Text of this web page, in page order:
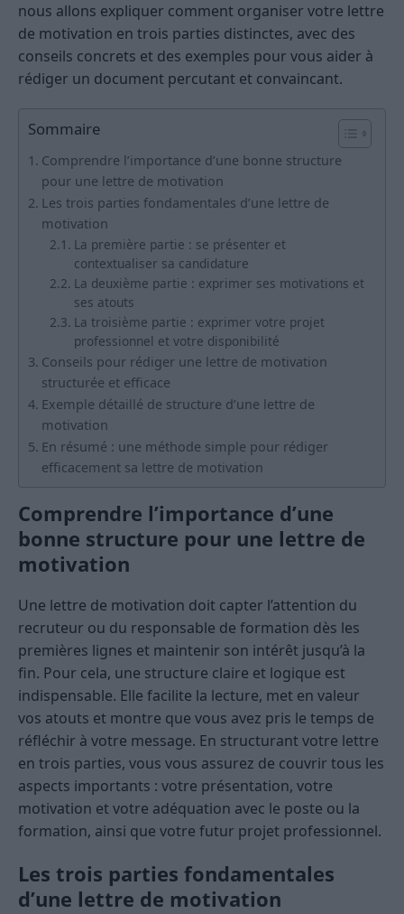
nous allons expliquer comment organiser votre lettre
de motivation en trois parties distinctes, avec des
conseils concrets et des exemples pour vous aider à
rédiger un document percutant et convaincant.
Sommaire
Comprendre l’importance d’une bonne structure
pour une lettre de motivation
Les trois parties fondamentales d’une lettre de
motivation
La première partie : se présenter et
contextualiser sa candidature
La deuxième partie : exprimer ses motivations et
ses atouts
La troisième partie : exprimer votre projet
professionnel et votre disponibilité
Conseils pour rédiger une lettre de motivation
structurée et efficace
Exemple détaillé de structure d’une lettre de
motivation
En résumé : une méthode simple pour rédiger
efficacement sa lettre de motivation
Comprendre l’importance d’une
bonne structure pour une lettre de
motivation
Une lettre de motivation doit capter l’attention du
recruteur ou du responsable de formation dès les
premières lignes et maintenir son intérêt jusqu’à la
fin. Pour cela, une structure claire et logique est
indispensable. Elle facilite la lecture, met en valeur
vos atouts et montre que vous avez pris le temps de
réfléchir à votre message. En structurant votre lettre
en trois parties, vous vous assurez de couvrir tous les
aspects importants : votre présentation, votre
motivation et votre adéquation avec le poste ou la
formation, ainsi que votre futur projet professionnel.
Les trois parties fondamentales
d’une lettre de motivation